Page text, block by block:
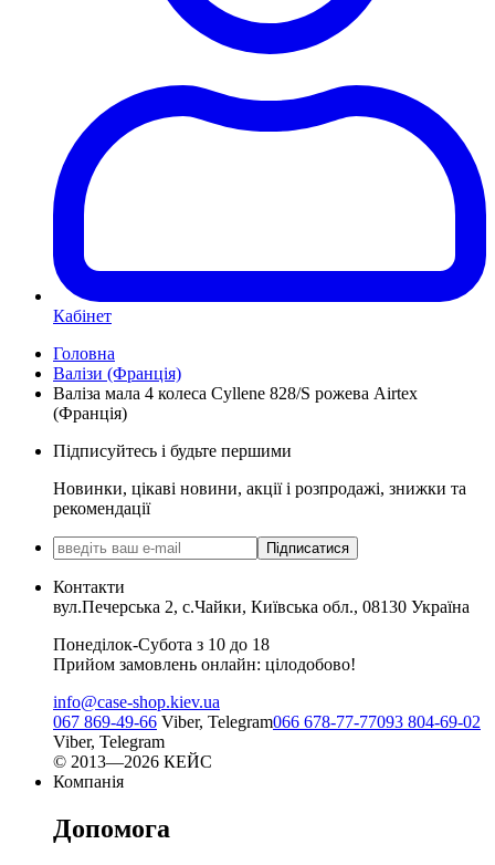
Кабінет
Головна
Валізи (Франція)
Валіза мала 4 колеса Cyllene 828/S рожева Airtex
(Франція)
Підписуйтесь і будьте першими
Новинки, цікаві новини, акції і розпродажі, знижки та
рекомендації
Підписатися
Контакти
вул.Печерська 2, с.Чайки, Київська обл., 08130 Україна
Понеділок-Субота з 10 до 18
Прийом замовлень онлайн: цілодобово!
info@case-shop.kiev.ua
067 869-49-66 Viber, Telegram066 678-77-77093 804-69-02
Viber, Telegram
© 2013—2026 КЕЙС
Компанія
Допомога